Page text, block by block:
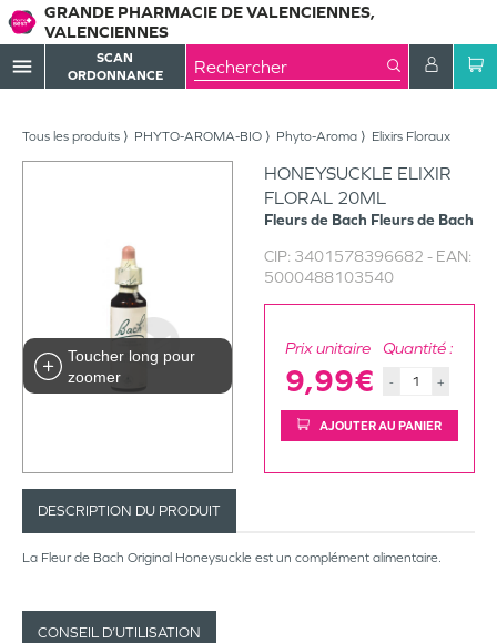
GRANDE PHARMACIE DE VALENCIENNES,
VALENCIENNES
menu
SCAN
ORDONNANCE
Tous les produits PHYTO-AROMA-BIO Phyto-Aroma Elixirs Floraux
Toucher long pour
zoomer
HONEYSUCKLE ELIXIR
FLORAL 20ML
Fleurs de Bach Fleurs de Bach
CIP: 3401578396682 - EAN:
5000488103540
Prix unitaire
9,99€
Quantité :
- +
AJOUTER AU PANIER
DESCRIPTION DU PRODUIT
La Fleur de Bach Original Honeysuckle est un complément alimentaire.
CONSEIL D’UTILISATION